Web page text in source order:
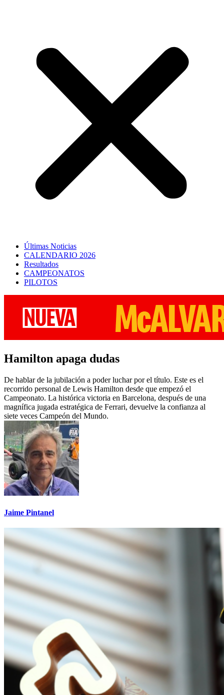
Últimas Noticias
CALENDARIO 2026
Resultados
CAMPEONATOS
PILOTOS
Hamilton apaga dudas
De hablar de la jubilación a poder luchar por el título. Este es el
recorrido personal de Lewis Hamilton desde que empezó el
Campeonato. La histórica victoria en Barcelona, después de una
magnífica jugada estratégica de Ferrari, devuelve la confianza al
siete veces Campeón del Mundo.
Jaime Pintanel